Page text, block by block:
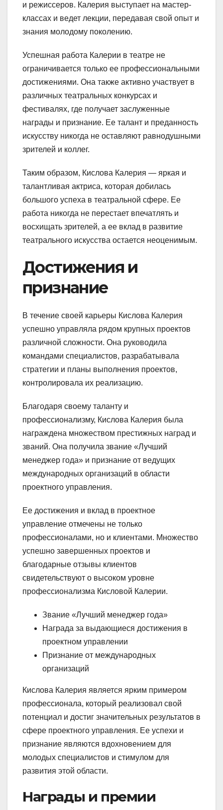
и режиссеров. Калерия выступает на мастер-
классах и ведет лекции, передавая свой опыт и
знания молодому поколению.
Успешная работа Калерии в театре не
ограничивается только ее профессиональными
достижениями. Она также активно участвует в
различных театральных конкурсах и
фестивалях, где получает заслуженные
награды и признание. Ее талант и преданность
искусству никогда не оставляют равнодушными
зрителей и коллег.
Таким образом, Кислова Калерия — яркая и
талантливая актриса, которая добилась
большого успеха в театральной сфере. Ее
работа никогда не перестает впечатлять и
восхищать зрителей, а ее вклад в развитие
театрального искусства остается неоценимым.
Достижения и
признание
В течение своей карьеры Кислова Калерия
успешно управляла рядом крупных проектов
различной сложности. Она руководила
командами специалистов, разрабатывала
стратегии и планы выполнения проектов,
контролировала их реализацию.
Благодаря своему таланту и
профессионализму, Кислова Калерия была
награждена множеством престижных наград и
званий. Она получила звание «Лучший
менеджер года» и признание от ведущих
международных организаций в области
проектного управления.
Ее достижения и вклад в проектное
управление отмечены не только
профессионалами, но и клиентами. Множество
успешно завершенных проектов и
благодарные отзывы клиентов
свидетельствуют о высоком уровне
профессионализма Кисловой Калерии.
Звание «Лучший менеджер года»
Награда за выдающиеся достижения в
проектном управлении
Признание от международных
организаций
Кислова Калерия является ярким примером
профессионала, который реализовал свой
потенциал и достиг значительных результатов в
сфере проектного управления. Ее успехи и
признание являются вдохновением для
молодых специалистов и стимулом для
развития этой области.
Награды и премии